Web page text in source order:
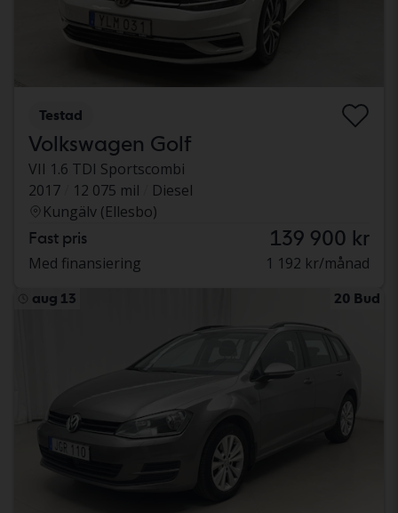
Testad
Volkswagen Golf
VII 1.6 TDI Sportscombi
2017
12 075 mil
Diesel
Kungälv (Ellesbo)
Fast pris 139 900 kr
Med finansiering 1 192 kr/månad
aug 13 20 Bud